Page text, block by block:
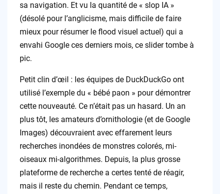
sa navigation. Et vu la quantité de « slop IA »
(désolé pour l’anglicisme, mais difficile de faire
mieux pour résumer le flood visuel actuel) qui a
envahi Google ces derniers mois, ce slider tombe à
pic.
Petit clin d’œil : les équipes de DuckDuckGo ont
utilisé l’exemple du « bébé paon » pour démontrer
cette nouveauté. Ce n’était pas un hasard. Un an
plus tôt, les amateurs d’ornithologie (et de Google
Images) découvraient avec effarement leurs
recherches inondées de monstres colorés, mi-
oiseaux mi-algorithmes. Depuis, la plus grosse
plateforme de recherche a certes tenté de réagir,
mais il reste du chemin. Pendant ce temps,